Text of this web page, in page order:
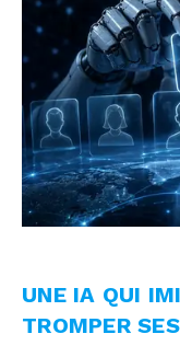
UNE IA QUI
TROMPER